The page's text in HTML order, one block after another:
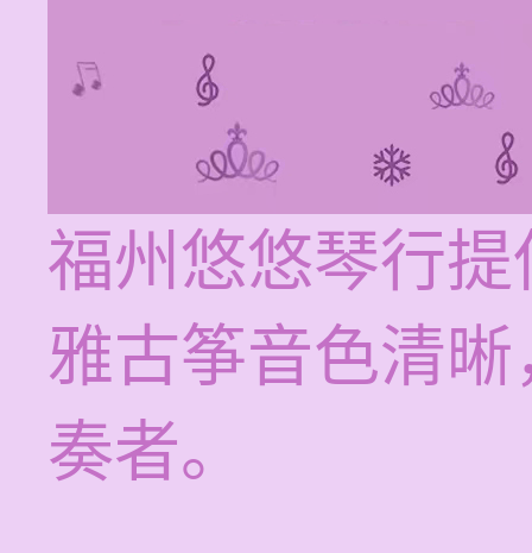
福州悠悠琴行
雅古筝音色清
奏者。